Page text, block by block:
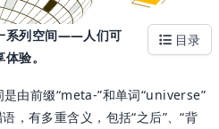
目录
系列空间——人们可
验。
由前缀“meta-”和单词“universe”
，有多重含义，包括“之后”、“背